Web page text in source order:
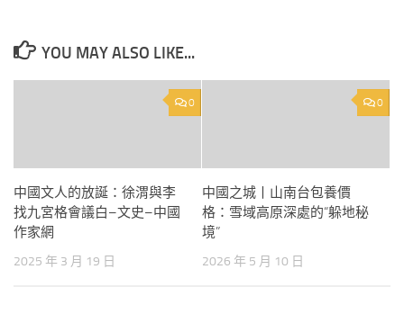
YOU MAY ALSO LIKE...
0
中國文人的放誕：徐渭與李
找九宮格會議白–文史–中國
作家網
2025 年 3 月 19 日
0
中國之城丨山南台包養價
格：雪域高原深處的“躲地秘
境”
2026 年 5 月 10 日